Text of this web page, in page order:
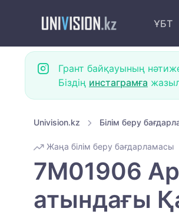
ҰБТ
Грант байқауының
Біздің инстаграмға
Univision.kz Білім беру
Жаңа білім беру бағдарламасы
7M01906
атындағы